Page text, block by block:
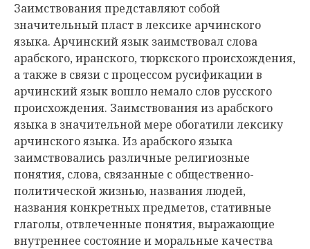
Заимствования представляют собой
значительный пласт в лексике арчинского
языка. Арчинский язык заимствовал слова
арабского, иранского, тюркского происхождения,
а также в связи с процессом русификации в
арчинский язык вошло немало слов русского
происхождения. Заимствования из арабского
языка в значительной мере обогатили лексику
арчинского языка. Из арабского языка
заимствовались различные религиозные
понятия, слова, связанные с общественно-
политической жизнью, названия людей,
названия конкретных предметов, стативные
глаголы, отвлеченные понятия, выражающие
внутреннее состояние и моральные качества